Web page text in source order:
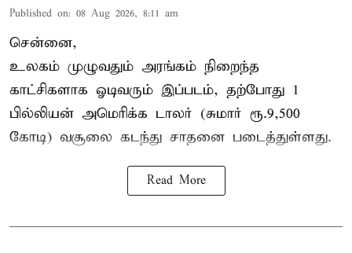
Published on: 08 Aug 2026, 8:11 am
சென்னை,
உலகம் முழுவதும் அரங்கம் நிறைந்த
காட்சிகளாக ஓடிவரும் இப்படம், தற்போது 1
பில்லியன் அமெரிக்க டாலர் (சுமார் ரூ.9,500
கோடி) வசூலை கடந்து சாதனை படைத்துள்ளது.
Read More